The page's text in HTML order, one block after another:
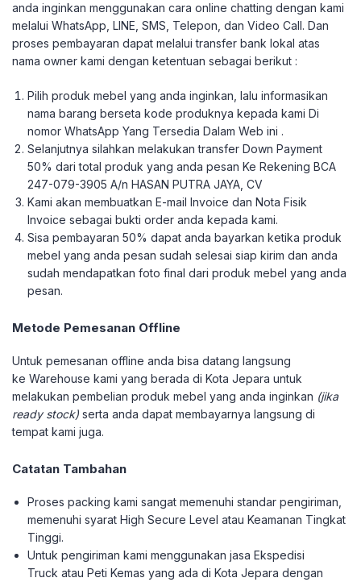
anda inginkan menggunakan cara online chatting dengan kami
melalui WhatsApp, LINE, SMS, Telepon, dan Video Call. Dan
proses pembayaran dapat melalui transfer bank lokal atas
nama owner kami dengan ketentuan sebagai berikut :
Pilih produk mebel yang anda inginkan, lalu informasikan
nama barang berseta kode produknya kepada kami Di
nomor WhatsApp Yang Tersedia Dalam Web ini .
Selanjutnya silahkan melakukan transfer Down Payment
50% dari total produk yang anda pesan Ke Rekening BCA
247-079-3905 A/n HASAN PUTRA JAYA, CV
Kami akan membuatkan E-mail Invoice dan Nota Fisik
Invoice sebagai bukti order anda kepada kami.
Sisa pembayaran 50% dapat anda bayarkan ketika produk
mebel yang anda pesan sudah selesai siap kirim dan anda
sudah mendapatkan foto final dari produk mebel yang anda
pesan.
Metode Pemesanan Offline
Untuk pemesanan offline anda bisa datang langsung
ke Warehouse kami yang berada di Kota Jepara untuk
melakukan pembelian produk mebel yang anda inginkan (jika
ready stock) serta anda dapat membayarnya langsung di
tempat kami juga.
Catatan Tambahan
Proses packing kami sangat memenuhi standar pengiriman,
memenuhi syarat High Secure Level atau Keamanan Tingkat
Tinggi.
Untuk pengiriman kami menggunakan jasa Ekspedisi
Truck atau Peti Kemas yang ada di Kota Jepara dengan